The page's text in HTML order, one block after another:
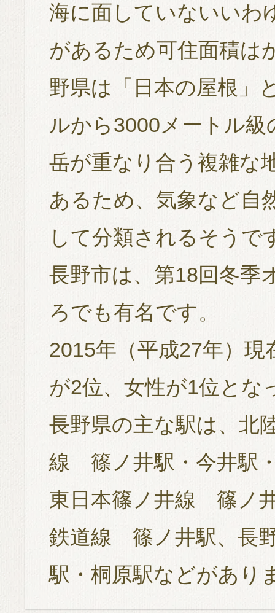
海に面していないいわ
があるため可住面積は
野県は「日本の屋根」
ルから3000メートル
岳が重なり合う複雑な
あるため、気象など自
して分類されるそうで
長野市は、第18回冬季
ろでも有名です。
2015年（平成27年）
が2位、女性が1位とな
長野県の主な駅は、北
線 篠ノ井駅・今井駅
東日本篠ノ井線 篠ノ
鉄道線 篠ノ井駅、長
駅・桐原駅などがあり